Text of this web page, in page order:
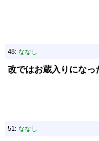
48: ななし
改ではお蔵入りになっ
51: ななし